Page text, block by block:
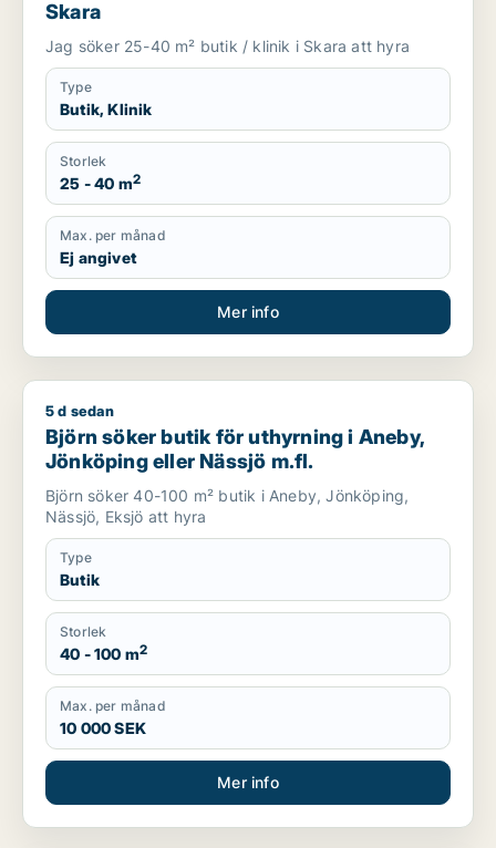
Skara
Jag söker 25-40 m² butik / klinik i Skara att hyra
Type
Butik, Klinik
Storlek
25 - 40 m2
Max. per månad
Ej angivet
Mer info
Björn söker butik för uthyrning i Aneby, Jönköping eller
5 d sedan
Björn söker butik för uthyrning i Aneby,
Jönköping eller Nässjö m.fl.
Björn söker 40-100 m² butik i Aneby, Jönköping,
Nässjö, Eksjö att hyra
Type
Butik
Storlek
40 - 100 m2
Max. per månad
10 000 SEK
Mer info